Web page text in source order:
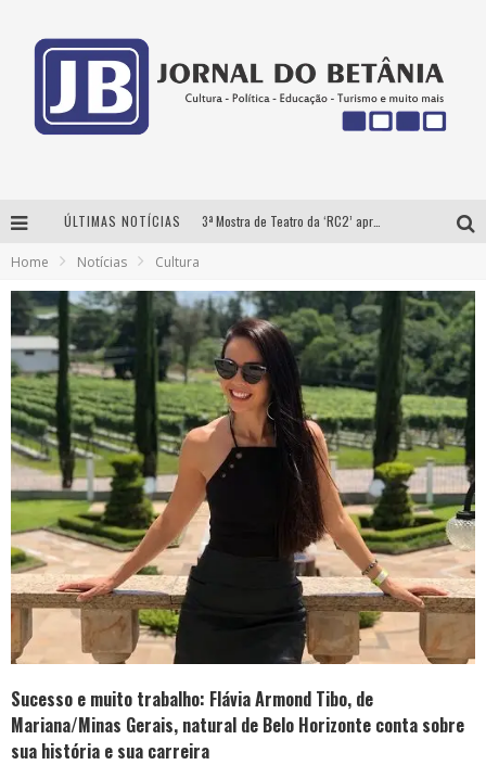
ÚLTIMAS NOTÍCIAS 3ª Mostra de Teatro da ‘RC2’ apresenta ‘seis espetáculos’ imperdíveis para o público ‘infantil e adulto’ assistir no conforto de casa pelo canal do Youtube
Como Transformar o seu negócio em momentos de crise?
‘AS NOITES MAL DORMIDAS DE CAIO JOCHEM’ é a nova obra do escritor mineiro Raphael Juliano
Home Notícias Cultura
Sucesso e muito trabalho: Flávia Armond Tibo, de
Mariana/Minas Gerais, natural de Belo Horizonte conta sobre
sua história e sua carreira